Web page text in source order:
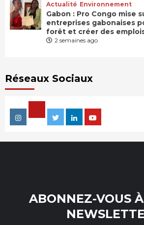
Actualité Environnement
Gabon : Pro Congo mise
entreprises gabonaises
forêt et créer des
2 semaines ago
Réseaux Sociaux
Instagram
Facebook
TwitterLinkedin
ABONNEZ-VOUS